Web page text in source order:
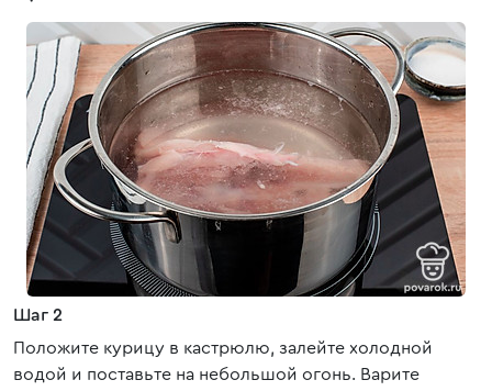
Шаг 2
Положите курицу в кастрюлю, залейте холодной
водой и поставьте на небольшой огонь. Варите